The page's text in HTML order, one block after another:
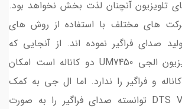
تلویزیون آنچنان لذت بخش نخواهد بود.
های مختلف با استفاده از روش های
صدای فراگیر نموده اند. از آنجایی که
سیستم صوتی تلویزیون الجی UM7450 دو کاناله است امکان
و فراگیر را ندارد. اما ال جی به کمک
تکنولوژی DTS Virtual: X توانسته صدای فراگیر را به صورت